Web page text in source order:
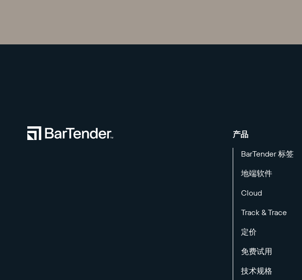
产品
BarTender 标签
地端软件
Cloud
Track & Trace
定价
免费试用
技术规格